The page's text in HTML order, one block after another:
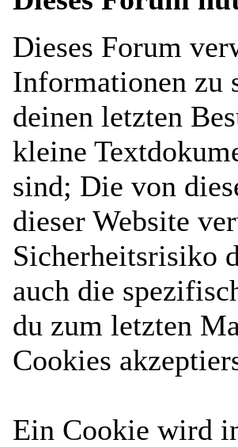
Dieses Forum
Informationen zu
deinen letzten
kleine
sind; Die von
dieser Website
Sicherheitsrisiko
auch die
du zum letzten
Cookies
Ein Cookie wird